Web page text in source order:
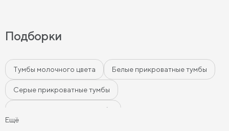
Подборки
Тумбы молочного цвета Белые прикроватные тумбы
Серые прикроватные тумбы
Черные прикроватные тумбы
Ещё